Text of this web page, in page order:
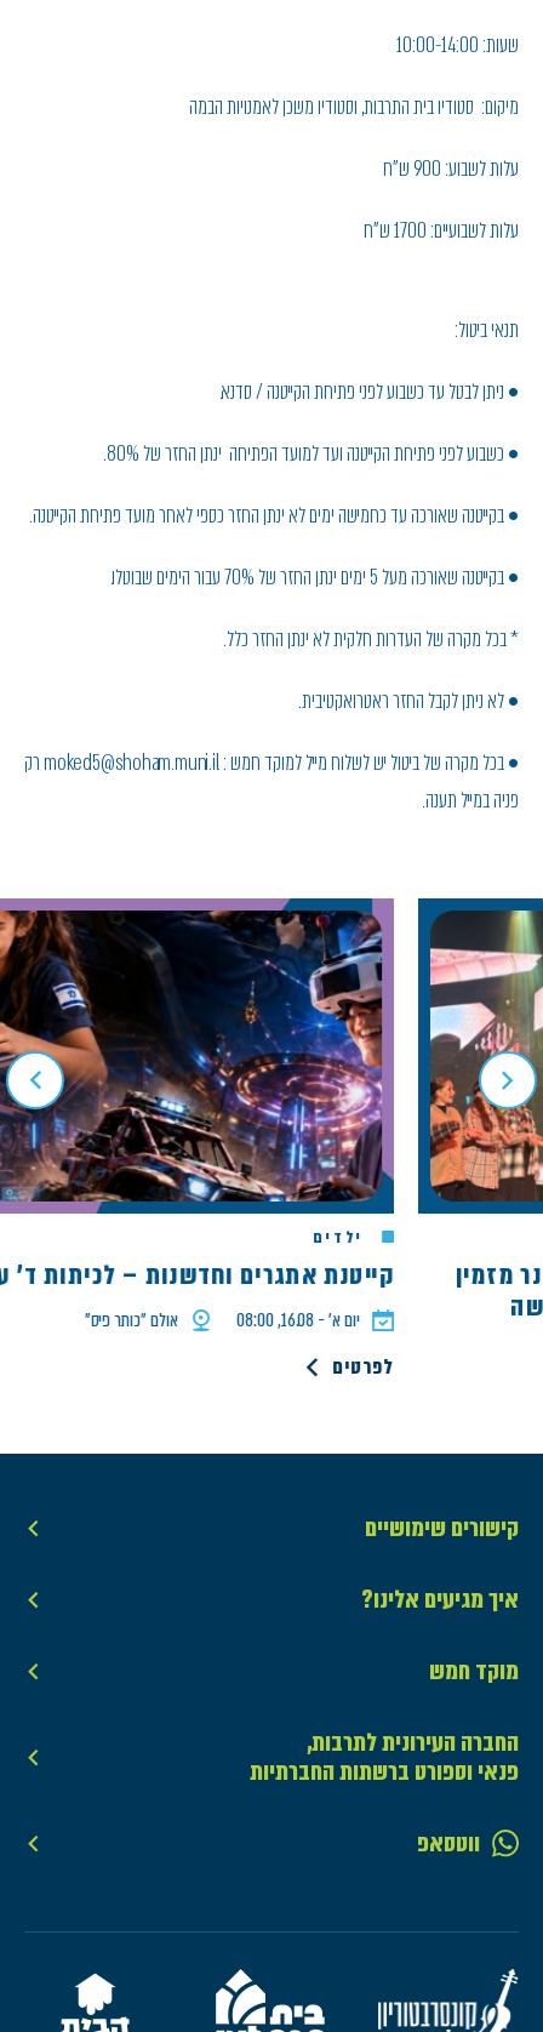
שעות: 10:00-14:00
מיקום: סטודיו בית התרבות, וסטודיו משכן לאמנויות הבמה
עלות לשבוע: 900 ש"ח
עלות לשבועיים: 1700 ש"ח
תנאי ביטול:
• ניתן לבטל עד כשבוע לפני פתיחת הקייטנה / סדנא.
• כשבוע לפני פתיחת הקייטנה ועד למועד הפתיחה ינתן החזר של 80%.
• בקייטנה שאורכה עד כחמישה ימים לא ינתן החזר כספי לאחר מועד פתיחת הקייטנה.
• בקייטנה שאורכה מעל 5 ימים ינתן החזר של 70% עבור הימים שבוטלו.
* בכל מקרה של העדרות חלקית לא ינתן החזר כלל.
• לא ניתן לקבל החזר ראטרואקטיבית.
• בכל מקרה של ביטול יש לשלוח מייל למוקד חמש : moked5@shoham.muni.il רק
פניה במייל תענה.
מזמין
ילדים
קייטנת אתגרים וחדשנות – לכיתות ד'
יום א׳ - 16.08, 08:00 אולם ״כותר פיס״
לפרטים
קישורים שימושיים
איך מגיעים אלינו?
מוקד חמש
החברה העירונית לתרבות,
פנאי וספורט ברשתות החברתיות
ווטסאפ